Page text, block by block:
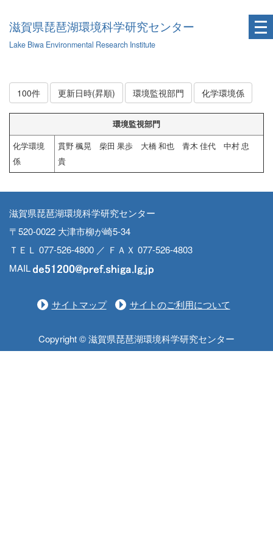
滋賀県琵琶湖環境科学研究センター
Lake Biwa Environmental Research Institute
100件 更新日時(昇順) 環境監視部門 化学環境係
環境監視部門
化学環境
係
貫野 楓晃 柴田 果歩 大橋 和也 青木 佳代 中村 忠
貴
滋賀県琵琶湖環境科学研究センター
〒520-0022 大津市柳が崎5-34
ＴＥＬ 077-526-4800 ／ ＦＡＸ 077-526-4803
MAIL
サイトマップ サイトのご利用について
Copyright © 滋賀県琵琶湖環境科学研究センター